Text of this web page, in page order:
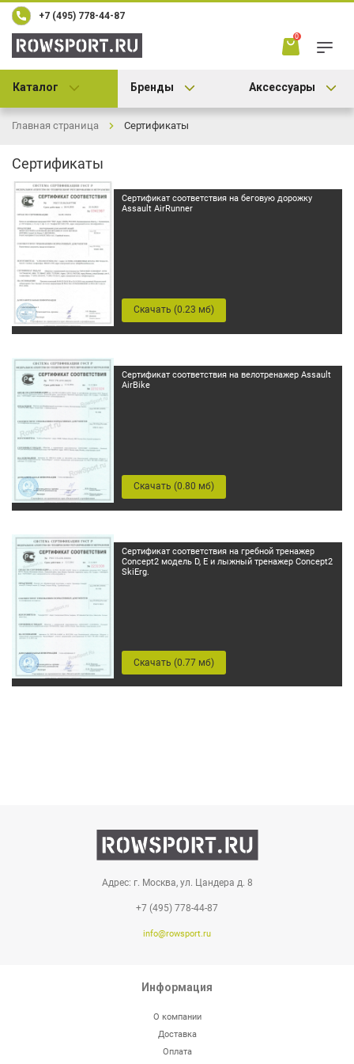
+7 (495) 778-44-87
Каталог Бренды Аксессуары
0
Главная страница Сертификаты
Сертификаты
Сертификат соответствия на беговую дорожку
Assault AirRunner
Скачать (0.23 мб)
Сертификат соответствия на велотренажер Assault
AirBike
Скачать (0.80 мб)
Сертификат соответствия на гребной тренажер
Concept2 модель D, E и лыжный тренажер Concept2
SkiErg.
Скачать (0.77 мб)
Адрес: г. Москва, ул. Цандера д. 8
+7 (495) 778-44-87
info@rowsport.ru
Информация
О компании
Доставка
Оплата